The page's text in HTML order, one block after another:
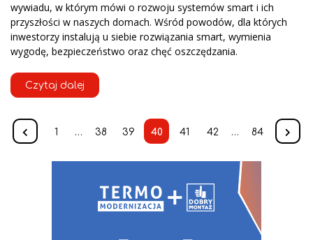
wywiadu, w którym mówi o rozwoju systemów smart i ich
przyszłości w naszych domach. Wśród powodów, dla których
inwestorzy instalują u siebie rozwiązania smart, wymienia
wygodę, bezpieczeństwo oraz chęć oszczędzania.
Czytaj dalej
1 … 38 39 40 41 42 … 84